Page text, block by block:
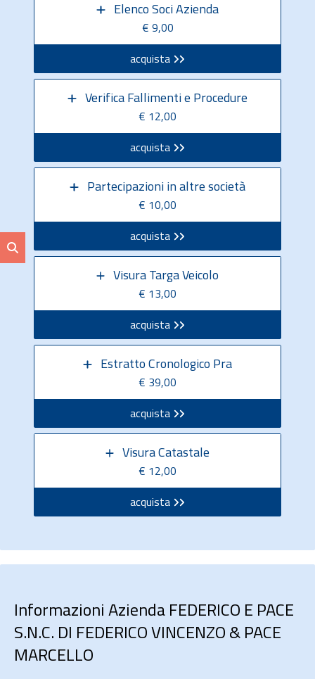
Elenco Soci Azienda
€ 9,00
acquista
Verifica Fallimenti e Procedure
€ 12,00
acquista
Partecipazioni in altre società
€ 10,00
acquista
Visura Targa Veicolo
€ 13,00
acquista
Estratto Cronologico Pra
€ 39,00
acquista
Visura Catastale
€ 12,00
acquista
Informazioni Azienda FEDERICO E PACE
S.N.C. DI FEDERICO VINCENZO & PACE
MARCELLO